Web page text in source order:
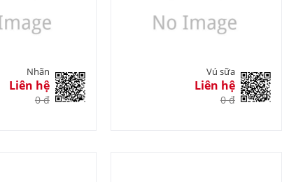
Nhãn
Liên hệ
0 đ
Vú sữa
Liên hệ
0 đ